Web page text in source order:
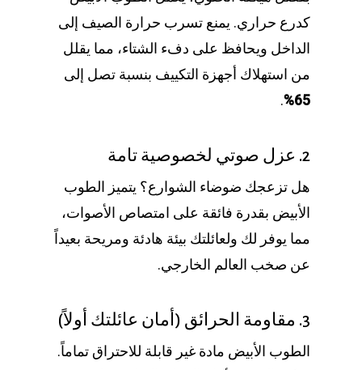
كدرع حراري. يمنع تسرب حرارة الصيف إلى
الداخل ويحافظ على دفء الشتاء، مما يقلل
من استهلاك أجهزة التكييف بنسبة تصل إلى
65%
.
2. عزل صوتي لخصوصية تامة
هل تزعجك ضوضاء الشوارع؟ يتميز الطوب
الأبيض بقدرة فائقة على امتصاص الأصوات،
مما يوفر لك ولعائلتك بيئة هادئة ومريحة بعيداً
عن صخب العالم الخارجي.
3. مقاومة الحرائق (أمان عائلتك أولاً)
الطوب الأبيض مادة غير قابلة للاحتراق تماماً.